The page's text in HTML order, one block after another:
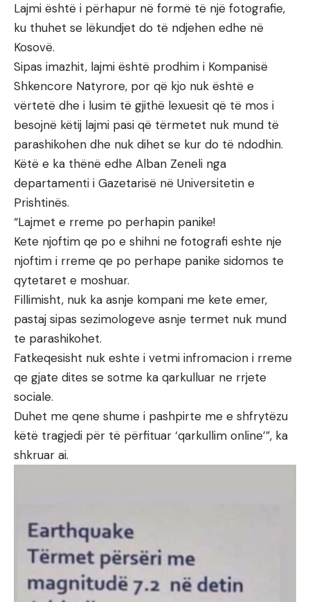
Lajmi është i përhapur në formë të një fotografie,
ku thuhet se lëkundjet do të ndjehen edhe në
Kosovë.
Sipas imazhit, lajmi është prodhim i Kompanisë
Shkencore Natyrore, por që kjo nuk është e
vërtetë dhe i lusim të gjithë lexuesit që të mos i
besojnë këtij lajmi pasi që tërmetet nuk mund të
parashikohen dhe nuk dihet se kur do të ndodhin.
Këtë e ka thënë edhe Alban Zeneli nga
departamenti i Gazetarisë në Universitetin e
Prishtinës.
“Lajmet e rreme po perhapin panike!
Kete njoftim qe po e shihni ne fotografi eshte nje
njoftim i rreme qe po perhape panike sidomos te
qytetaret e moshuar.
Fillimisht, nuk ka asnje kompani me kete emer,
pastaj sipas sezimologeve asnje termet nuk mund
te parashikohet.
Fatkeqesisht nuk eshte i vetmi infromacion i rreme
qe gjate dites se sotme ka qarkulluar ne rrjete
sociale.
Duhet me qene shume i pashpirte me e shfrytëzu
këtë tragjedi për të përfituar ‘qarkullim online’”, ka
shkruar ai.